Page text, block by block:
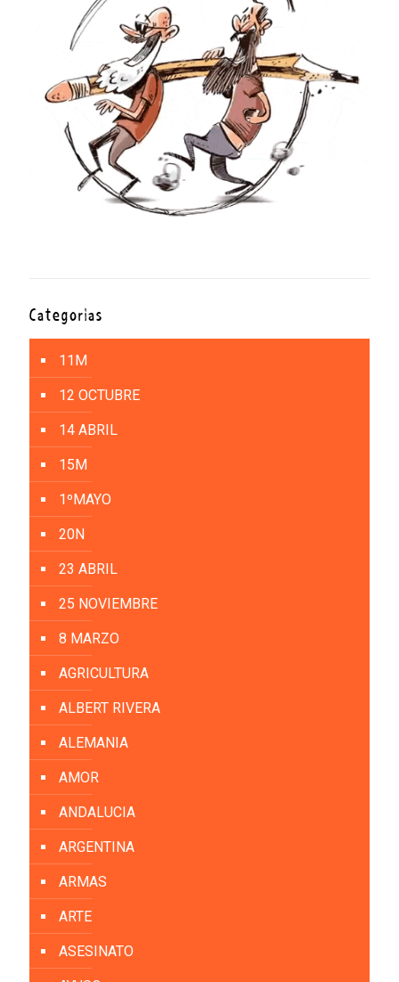
Categorías
11M
12 OCTUBRE
14 ABRIL
15M
1ºMAYO
20N
23 ABRIL
25 NOVIEMBRE
8 MARZO
AGRICULTURA
ALBERT RIVERA
ALEMANIA
AMOR
ANDALUCIA
ARGENTINA
ARMAS
ARTE
ASESINATO